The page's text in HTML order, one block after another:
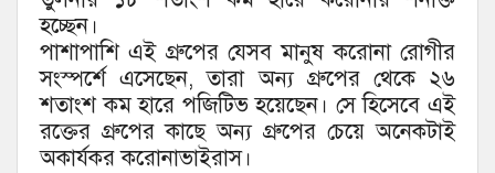
হচ্ছেন।
পাশাপাশি এই গ্রুপের যেসব মানুষ করোনা রোগীর
সংস্পর্শে এসেছেন, তারা অন্য গ্রুপের থেকে ২৬
শতাংশ কম হারে পজিটিভ হয়েছেন। সে হিসেবে এই
রক্তের গ্রুপের কাছে অন্য গ্রুপের চেয়ে অনেকটাই
অকার্যকর করোনাভাইরাস।